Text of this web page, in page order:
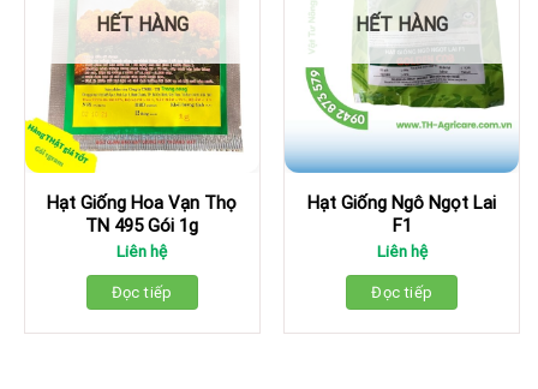
HẾT HÀNG
Hạt Giống Hoa Vạn Thọ
TN 495 Gói 1g
Liên hệ
Đọc tiếp
HẾT HÀNG
Hạt Giống Ngô Ngọt Lai
F1
Liên hệ
Đọc tiếp